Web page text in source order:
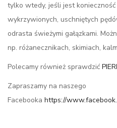
tylko wtedy, jeśli jest
wykrzywionych, uschniętych
odrasta świeżymi gałązkami.
np. różanecznikach, skimiach,
Polecamy również sprawdzić
Zapraszamy na naszego
Facebooka https://